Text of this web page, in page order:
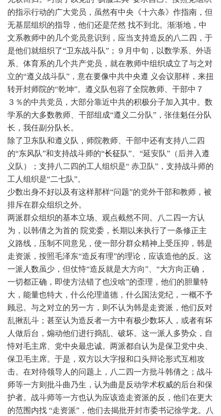
的指示行动的广大党员，虽然有中央《十六条》作指南，但
无基层组织的指导，他们还是茫然 找不到北。渐渐地，中
文系教师中的几个党员意识到，应当支持造反的八二四，于
是他们就组织了“卫东战斗队”；９月中旬，以数学系、外语
系、体育系的几个共产党员，就在教师中组织成立了与之对
立的“遵义战斗队”，意在要像中共中央遵 义会议那样，来扭
转开封师院的“乾坤”。遵义队包容了全院教师、干部中７
３％的中共党员，大部分靠近中共的积极分子加入其中。数
学系的大多数教师、干部组成“遵义二分队”，张佳魁任分队
长，我任副分队长。
除了卫东队和遵义队，师院教师、干部中还有支持八二四
的“东风队”和支持战斗师的“长征队”、“延安队”（后并入遵
义队）；支持八二四的工人组织是“ 赤卫队”，支持战斗师的
工人组织是“二七队”。
少数出身不好以及有这样那样“问题”的党外干部和教师，被
排斥在群众组织之外。
两派群众组织的基本立场、观点截然不同。八二四一方认
为，以韩倩之为首的 院党委，长期以来执行了一条修正主
义路线，压制不同意见，使一部分群众精神上受压抑，韩是
走资派，按照毛泽东“造反有理”的理论，应该造他的反。这
一派人数虽少，但仗恃“造反就是大方向”、“大方向正确，
一切都正确，即使方法错了也没啥”的歪理，他们的胆量特
大，能量也特大，什么伦理道德，什么国法党纪，一概不予
顾忌。与之对立的另一方，则不认为韩是走资派，他们反对
乱揪乱斗；甚至认为造反者一方中有极少数坏人，或者有坏
人做后台，煽动他们进行捣乱、破坏。这一派人多势众，自
恃对毛主席、党中央最忠诚。两派都自认为是保卫党中央、
保卫毛主席。于是，双方以大字报和口头辩论形式互相攻
击。在对待领导人的问题上，八二四一方批斗韩倩之；战斗
师等一方则批斗曲乃生，认为曲是反动学术权威的后台和保
护者。战斗师等一方也认为应该造走资派的反，他们在更大
的范围内找 “走资派”，他们去揭批开封市委书记徐学龙。八